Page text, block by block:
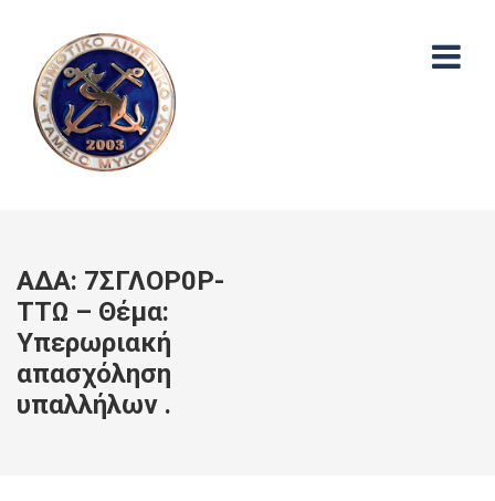
ΑΔΑ: 7ΣΓΛΟΡ0Ρ-
ΤΤΩ – Θέμα:
Υπερωριακή
απασχόληση
υπαλλήλων .